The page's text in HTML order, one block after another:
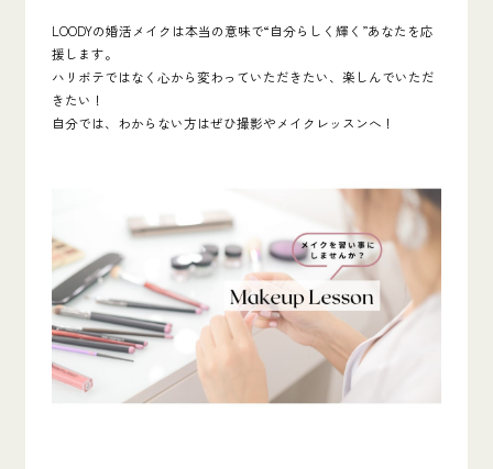
LOODYの婚活メイクは本当の意味で“自分らしく輝く”あなたを応
援します。
ハリボテではなく心から変わっていただきたい、楽しんでいただ
きたい！
自分では、わからない方はぜひ撮影やメイクレッスンへ！